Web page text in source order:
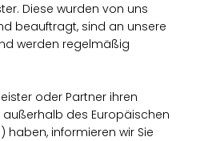
Diese wurden von uns
beauftragt, sind an unsere
werden regelmäßig
oder Partner ihren
des Europäischen
haben, informieren wir Sie